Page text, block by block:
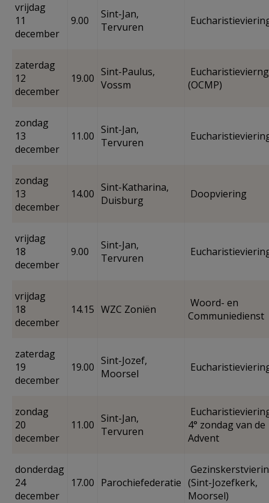
vrijdag
11
december
9.00
Sint-Jan,
Tervuren
zaterdag
12
december
19.00 Sint-Paulus,
Vossm
Eucharistievierng
(OCMP)
zondag
13
december
11.00 Sint-Jan,
Tervuren
zondag
13
december
14.00 Sint-Katharina,
Duisburg
Doopviering
vrijdag
18
december
9.00
Sint-Jan,
Tervuren
vrijdag
18
december
14.15 WZC Zoniën
Woord- en
Communiedienst
zaterdag
19
december
19.00 Sint-Jozef,
Moorsel
zondag
20
december
11.00 Sint-Jan,
Tervuren
4° zondag van de
Advent
donderdag
24
december
17.00 Parochiefederatie (Sint-Jozefkerk,
Moorsel)